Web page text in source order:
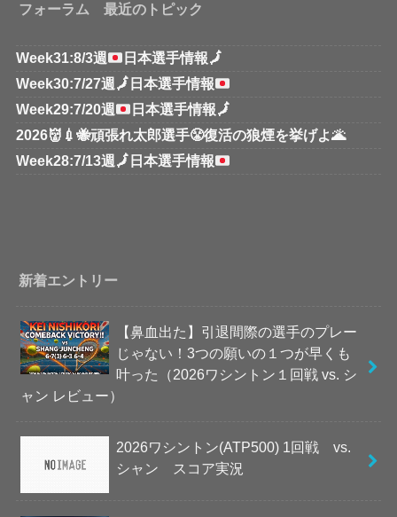
フォーラム 最近のトピック
Week31:8/3週 日本選手情報🗾
Week30:7/27週 🗾 日本選手情報
Week29:7/20週
日本選手情報🗾
2026👹💉🐝頑張れ太郎選手😤復活の狼煙を挙げよ🌋
Week28:7/13週 🗾 日本選手情報
新着エントリー
【鼻血出た】引退間際の選手のプレー
じゃない！3つの願いの１つが早くも
叶った（2026ワシントン１回戦 vs. シ
ャン レビュー）
2026ワシントン(ATP500) 1回戦 vs.
シャン スコア実況